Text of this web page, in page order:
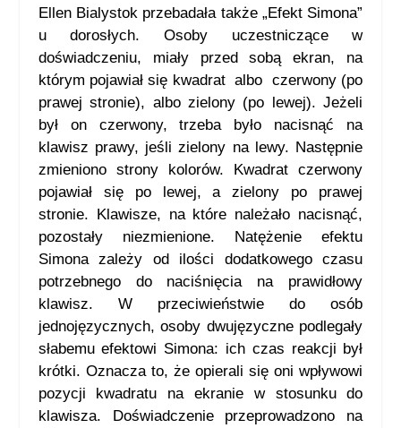
Ellen Bialystok przebadała także „Efekt Simona”
u dorosłych. Osoby uczestniczące w
doświadczeniu, miały przed sobą ekran, na
którym pojawiał się kwadrat albo czerwony (po
prawej stronie), albo zielony (po lewej). Jeżeli
był on czerwony, trzeba było nacisnąć na
klawisz prawy, jeśli zielony na lewy. Następnie
zmieniono strony kolorów. Kwadrat czerwony
pojawiał się po lewej, a zielony po prawej
stronie. Klawisze, na które należało nacisnąć,
pozostały niezmienione. Natężenie efektu
Simona zależy od ilości dodatkowego czasu
potrzebnego do naciśnięcia na prawidłowy
klawisz. W przeciwieństwie do osób
jednojęzycznych, osoby dwujęzyczne podlegały
słabemu efektowi Simona: ich czas reakcji był
krótki. Oznacza to, że opierali się oni wpływowi
pozycji kwadratu na ekranie w stosunku do
klawisza. Doświadczenie przeprowadzono na